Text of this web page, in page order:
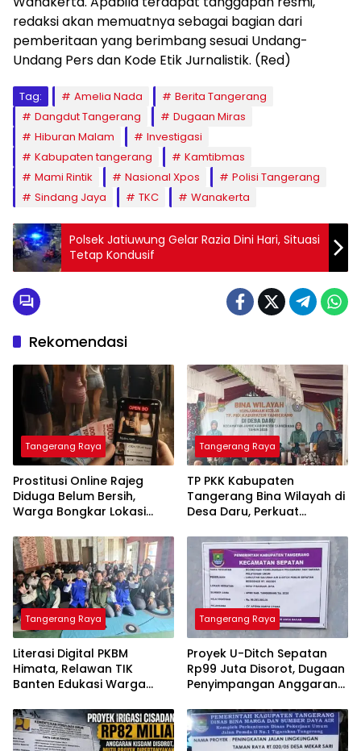
redaksi akan memuatnya sebagai bagian dari
pemberitaan yang berimbang sesuai Undang-
Undang Pers dan Kode Etik Jurnalistik. (Red)
Tag: Amelia Nada
Berita Tangerang
Dangdut Tangerang
Dugaan Miras
Hiburan Malam
Investigasi
Kabupaten tangerang
Kamtibmas
Mami Rintik
Nasional Xpos
Polisi Tangerang
Sindang Jaya
TKC Wanakerta
Polsek Jatiuwung Gelar Razia Dini Hari, Situasi
Tetap Kondusif
Rekomendasi
Tangerang Raya
Prostitusi Online Rajeg
Diduga Belum Bersih,
Warga Bongkar Lokasi
Penggerebekan
Tangerang Raya
TP PKK Kabupaten
Tangerang Bina Wilayah di
Desa Daru, Perkuat
Keluarga
Tangerang Raya
Literasi Digital PKBM
Himata, Relawan TIK
Banten Edukasi Warga
Tangerang Raya
Proyek U-Ditch Sepatan
Rp99 Juta Disorot, Dugaan
Penyimpangan Anggaran
Total